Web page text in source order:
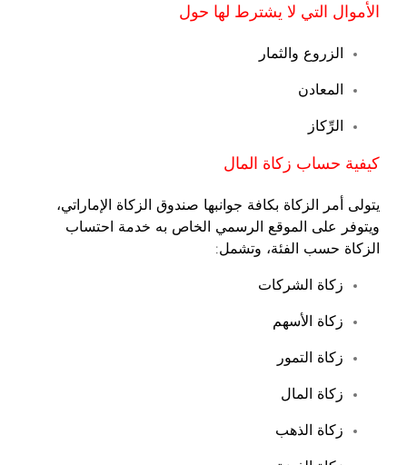
الأموال التي لا يشترط لها حول
الزروع والثمار
المعادن
الرِّكاز
كيفية حساب زكاة المال
يتولى أمر الزكاة بكافة جوانبها صندوق الزكاة الإماراتي،
ويتوفر على الموقع الرسمي الخاص به خدمة احتساب
الزكاة حسب الفئة، وتشمل:
زكاة الشركات
زكاة الأسهم
زكاة التمور
زكاة المال
زكاة الذهب